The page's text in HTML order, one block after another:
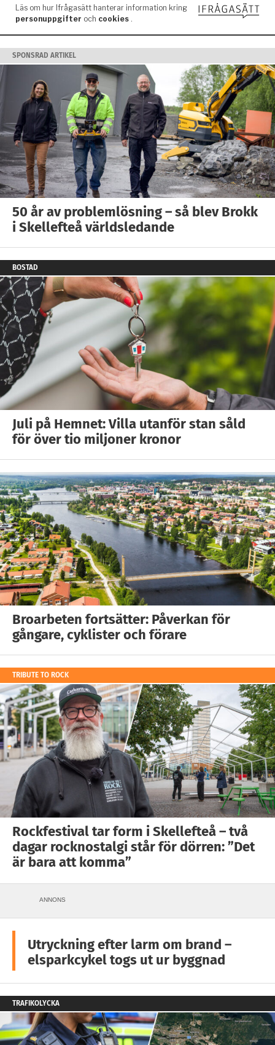
SPONSRAD ARTIKEL
50 år av problemlösning – så blev Brokk
i Skellefteå världsledande
BOSTAD
Juli på Hemnet: Villa utanför stan såld
för över tio miljoner kronor
Broarbeten fortsätter: Påverkan för
gångare, cyklister och förare
TRIBUTE TO ROCK
Rockfestival tar form i Skellefteå – två
dagar rocknostalgi står för dörren: ”Det
är bara att komma”
ANNONS
Utryckning efter larm om brand –
elsparkcykel togs ut ur byggnad
TRAFIKOLYCKA